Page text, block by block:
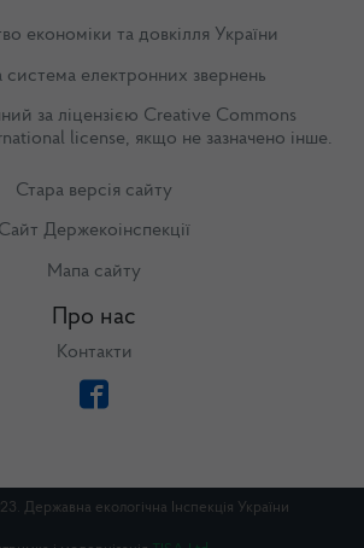
економіки та довкілля України
електронних звернень
за ліцензією Creative Commons
license, якщо не зазначено інше.
Стара версія сайту
Сайт Держекоінспекції
Мапа сайту
Про нас
Контакти
Державна екологічна Інспекція України